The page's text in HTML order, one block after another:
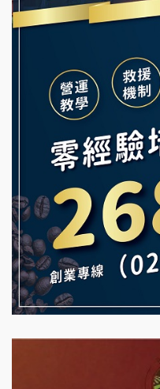
冰封仙果加盟說明會
Ramble Café 漫步
微風亭鐵板燒加盟說明
鮮茶道加盟說明會
【曉妍美妝】誠徵行
自助洗衣店誠徵代洗
MUSHEN徵SPA美容
日十。早午食加盟說明
拾鑶火鍋加盟說明會
舒油頭加盟說明會
義氣豐發雞加盟說明
Mr.Wish加盟說明會
白鬍泡泡 BOHO
雞咕雞咕加盟說明會
TEA TOP加盟說明會
珍好味臭臭鍋加盟說明
日十。早午食加盟說